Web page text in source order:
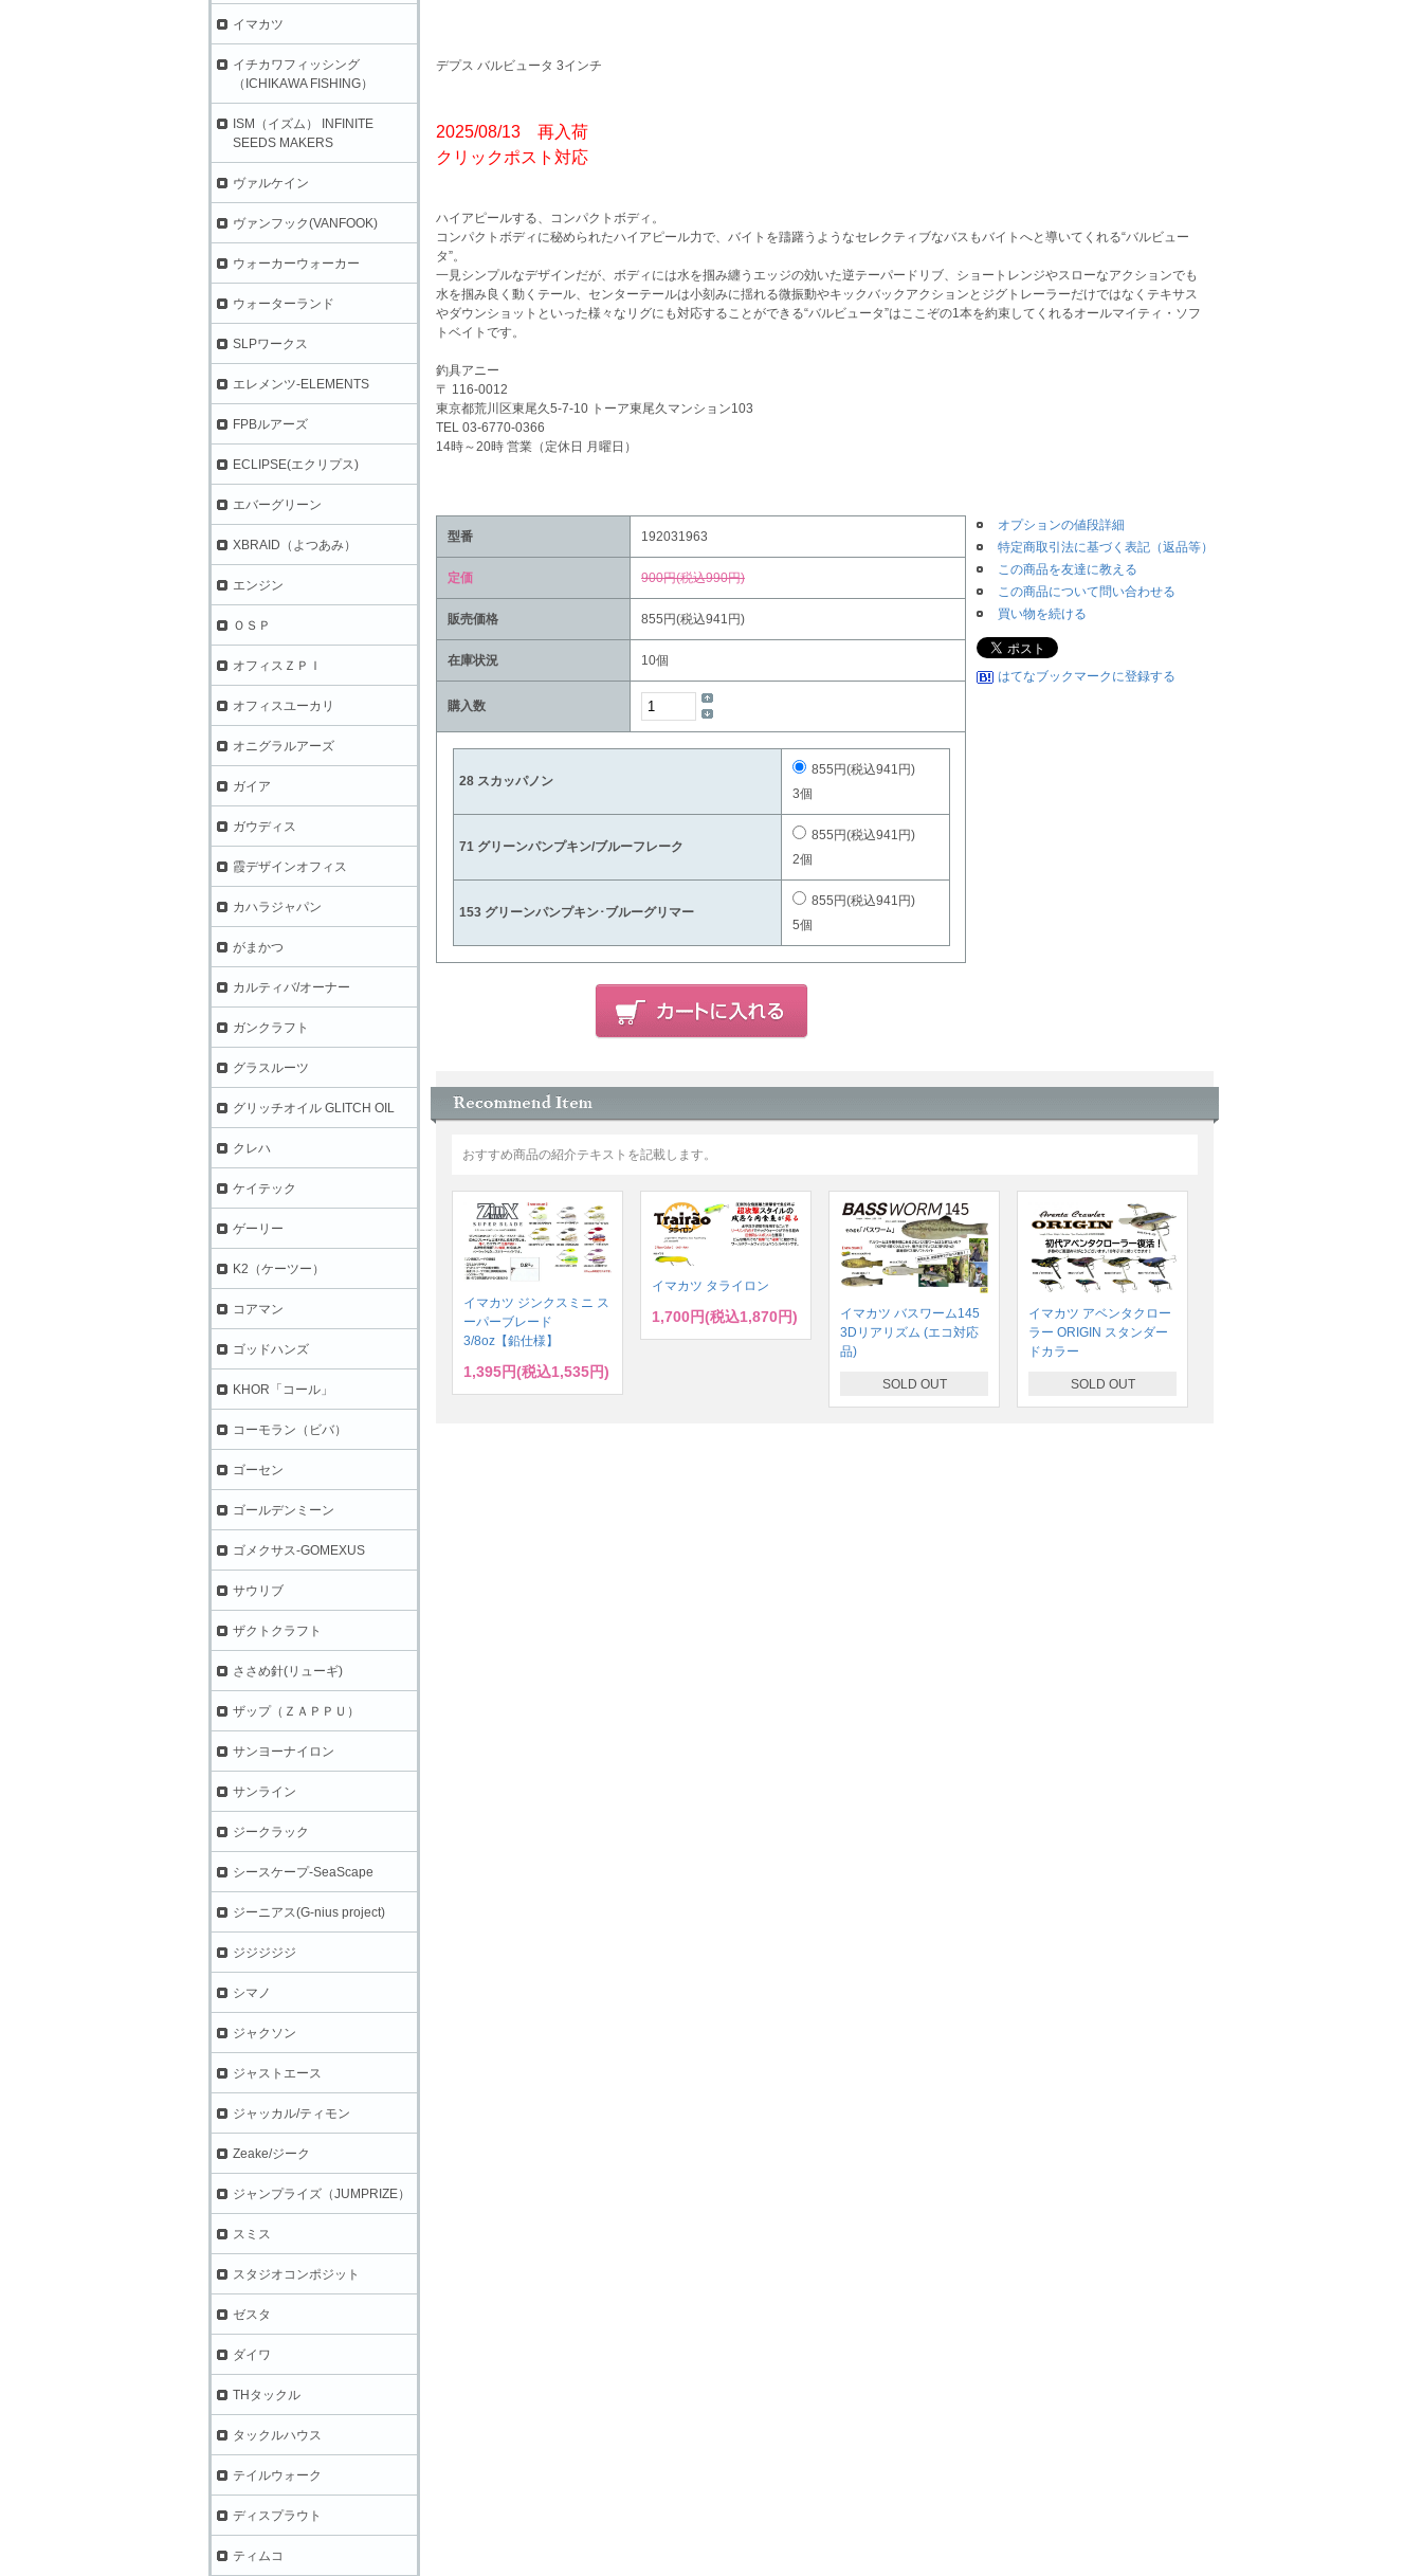
デプス バルビュータ 3インチ
2025/08/13 再入荷
クリックポスト対応
ハイアピールする、コンパクトボディ。
コンパクトボディに秘められたハイアピール力で、バイトを躊躇うようなセレクティブなバスもバイトへと導いてくれる“バルビュー
タ”。
一見シンプルなデザインだが、ボディには水を掴み纏うエッジの効いた逆テーパードリブ、ショートレンジやスローなアクションでも
水を掴み良く動くテール、センターテールは小刻みに揺れる微振動やキックバックアクションとジグトレーラーだけではなくテキサス
やダウンショットといった様々なリグにも対応することができる“バルビュータ”はここぞの1本を約束してくれるオールマイティ・ソフ
トベイトです。
釣具アニー
〒 116-0012
東京都荒川区東尾久5-7-10 トーア東尾久マンション103
TEL 03-6770-0366
14時～20時 営業（定休日 月曜日）
型番 192031963
定価 900円(税込990円)
販売価格 855円(税込941円)
在庫状況 10個
購入数
28 スカッパノン
855円(税込941円)
3個
71 グリーンパンプキン/ブルーフレーク
855円(税込941円)
2個
153 グリーンパンプキン･ブルーグリマー
855円(税込941円)
5個
オプションの値段詳細
特定商取引法に基づく表記（返品等）
この商品を友達に教える
この商品について問い合わせる
買い物を続ける
はてなブックマークに登録する
おすすめ商品の紹介テキストを記載します。
イマカツ ジンクスミニ ス
ーパーブレード
3/8oz【鉛仕様】
1,395円(税込1,535円)
イマカツ タライロン
1,700円(税込1,870円)
イマカツ バスワーム145
3Dリアリズム (エコ対応
品)
SOLD OUT
イマカツ アベンタクロー
ラー ORIGIN スタンダー
ドカラー
SOLD OUT
イマカツ
イチカワフィッシング
（ICHIKAWA FISHING）
ISM（イズム） INFINITE
SEEDS MAKERS
ヴァルケイン
ヴァンフック(VANFOOK)
ウォーカーウォーカー
ウォーターランド
SLPワークス
エレメンツ-ELEMENTS
FPBルアーズ
ECLIPSE(エクリプス)
エバーグリーン
XBRAID（よつあみ）
エンジン
ＯＳＰ
オフィスＺＰＩ
オフィスユーカリ
オニグラルアーズ
ガイア
ガウディス
霞デザインオフィス
カハラジャパン
がまかつ
カルティバ/オーナー
ガンクラフト
グラスルーツ
グリッチオイル GLITCH OIL
クレハ
ケイテック
ゲーリー
K2（ケーツー）
コアマン
ゴッドハンズ
KHOR「コール」
コーモラン（ビバ）
ゴーセン
ゴールデンミーン
ゴメクサス-GOMEXUS
サウリブ
ザクトクラフト
ささめ針(リューギ)
ザップ（ＺＡＰＰＵ）
サンヨーナイロン
サンライン
ジークラック
シースケープ-SeaScape
ジーニアス(G-nius project)
ジジジジジ
シマノ
ジャクソン
ジャストエース
ジャッカル/ティモン
Zeake/ジーク
ジャンプライズ（JUMPRIZE）
スミス
スタジオコンポジット
ゼスタ
ダイワ
THタックル
タックルハウス
テイルウォーク
ディスプラウト
ティムコ